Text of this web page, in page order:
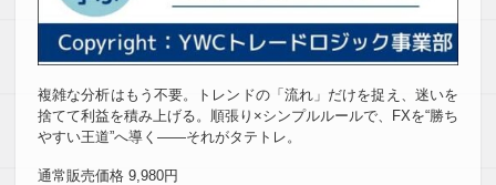
複雑な分析はもう不要。トレンドの「流れ」だけを捉え、迷いを
捨てて利益を積み上げる。順張り×シンプルルールで、FXを“勝ち
やすい王道”へ導く――それがタテトレ。
通常販売価格 9,980円